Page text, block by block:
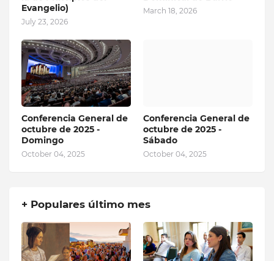
Evangelio)
July 23, 2026
March 18, 2026
Conferencia General de
octubre de 2025 -
Domingo
October 04, 2025
Conferencia General de
octubre de 2025 -
Sábado
October 04, 2025
+ Populares último mes